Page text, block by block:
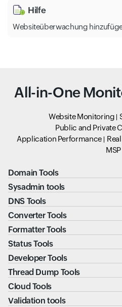
Hilfe
Websiteüberwachung
All-in-One
Website Monitoring
Public and Private
Application Performance
MSP
Domain Tools
Sysadmin tools
DNS Tools
Converter Tools
Formatter Tools
Status Tools
Developer Tools
Thread Dump Tools
Cloud Tools
Validation tools